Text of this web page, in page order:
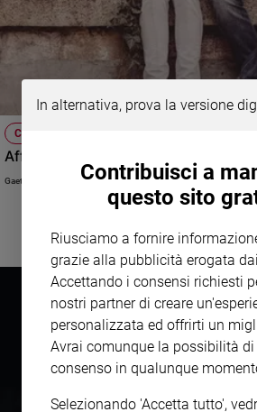
CHIEDILO A CREDERE
Affettività e sessualità: come
Gaetano Piccolo
In alternativa, prova la versione
Contribuisci a
questo sito
Riusciamo a fornire
grazie alla pubblicità erogata
Accettando i consensi richiesti
nostri partner di creare
personalizzata ed offrirti un
Avrai comunque la possibilità di
consenso in qualunque
Selezionando 'Accetta tutto',